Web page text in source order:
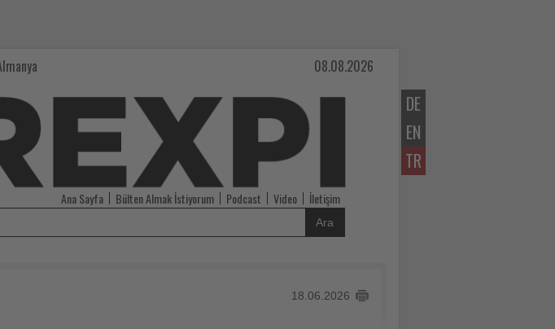
DE
EN
TR
08.08.2026
Ana Sayfa Bülten Almak İstiyorum Podcast Video İletişim
Ara
18.06.2026